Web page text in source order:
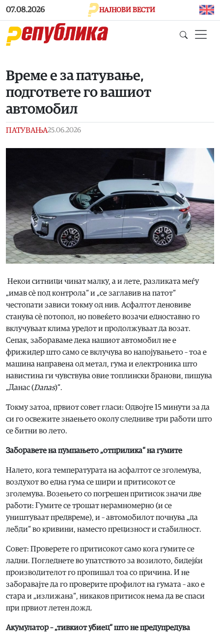
Skip to main content
07.08.2026 НАЈНОВИ ВЕСТИ
Време е за патување,
подгответе го вашиот
автомобил
ПАТУВАЊА25.06.2026
Некои ситници чинат малку, а и лете, разликата меѓу
„имав сѐ под контрола“ и „се заглавив на патот“
честопати зависи токму од нив. Асфалтот деновиве
станува сѐ потопол, но повеќето возачи едноставно го
вклучуваат клима уредот и продолжуваат да возат.
Сепак, забораваме дека нашиот автомобил не е
фрижидер што само се вклучува во напојувањето – тоа е
машина направена од метал, гума и електроника што
навистина ги чувствува овие топлински бранови, пишува
„Данас (Danas)“.
Токму затоа, првиот совет гласи: Одвојте 15 минути за да
си го освежите знаењето околу следниве три работи што
се битни во лето.
Заборавете на пумпањето „отприлика“ на гумите
Налето, кога температурата на асфалтот се зголемува,
воздухот во една гума се шири и притисокот се
зголемува. Возењето со погрешен притисок значи две
работи: Гумите се трошат нерамномерно (и се
уништуваат предвреме), и – автомобилот почнува „да
лебди“ во кривини, наместо прецизност и стабилност.
Совет: Проверете го притисокот само кога гумите се
ладни. Погледнете во упатството за возилото, бидејќи
производителот го пропишал тоа со причина. И не
заборавајте да го проверите профилот на гумата – ако е
стара и „излижана“, никаков притисок нема да ве спаси
при првиот летен дожд.
Акумулатор – „тивкиот убиец“ што не предупредува